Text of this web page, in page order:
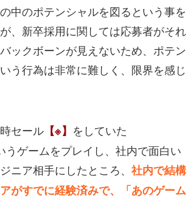
中のポテンシャルを図るという事を
、新卒採用に関しては応募者がそれ
ックボーンが見えないため、ポテン
う行為は非常に難しく、限界を感じ
セール 【※】 をしていた
うゲームをプレイし、社内で面白い
ニア相手にしたところ、 社内で結構
がすでに経験済みで、「あのゲーム